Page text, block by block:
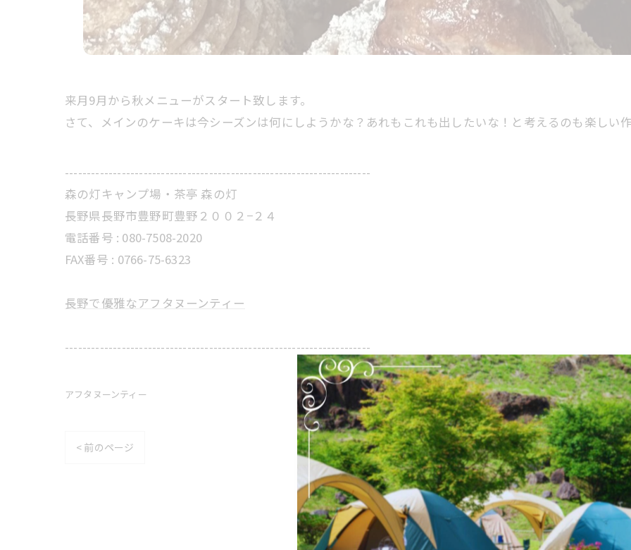
来月9月から秋メニューがスタート致します。
さて、メインのケーキは今シーズンは何にしようかな？あれもこれも出したいな！と考えるのも楽しい
----------------------------------------------------------------------
森の灯キャンプ場・茶亭 森の灯
長野県長野市豊野町豊野２００２−２４
電話番号 : 080-7508-2020
FAX番号 : 0766-75-6323
長野で優雅なアフタヌーンティー
----------------------------------------------------------------------
アフタヌーンティー
< 前のページ 一覧に戻る
関連タグ